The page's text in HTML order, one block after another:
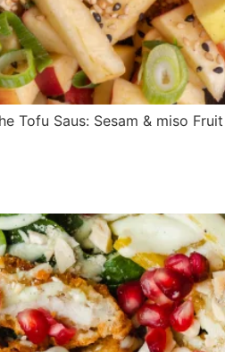
Tofu Saus: Sesam & miso